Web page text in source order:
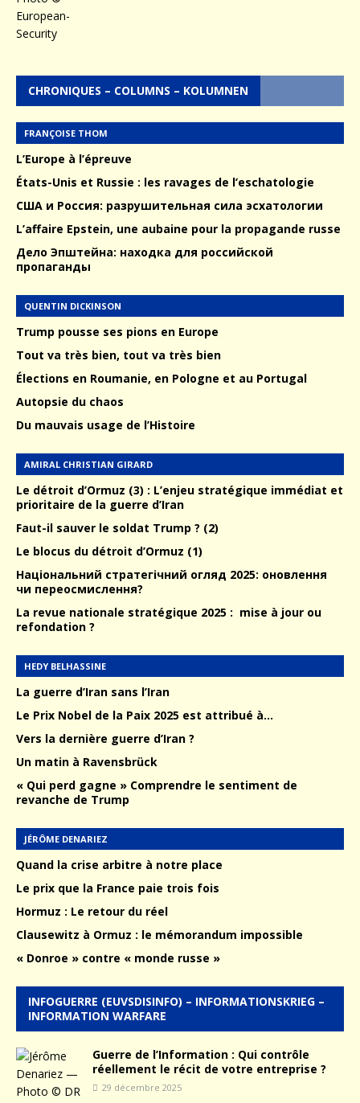
CHRONIQUES – COLUMNS – KOLUMNEN
FRANÇOISE THOM
L’Europe à l’épreuve
États-Unis et Russie : les ravages de l’eschatologie
США и Россия: разрушительная сила эсхатологии
L’affaire Epstein, une aubaine pour la propagande russe
Дело Эпштейна: находка для российской
пропаганды
QUENTIN DICKINSON
Trump pousse ses pions en Europe
Tout va très bien, tout va très bien
Élections en Roumanie, en Pologne et au Portugal
Autopsie du chaos
Du mauvais usage de l’Histoire
AMIRAL CHRISTIAN GIRARD
Le détroit d’Ormuz (3) : L’enjeu stratégique immédiat et
prioritaire de la guerre d’Iran
Faut-il sauver le soldat Trump ? (2)
Le blocus du détroit d’Ormuz (1)
Національний стратегічний огляд 2025: оновлення
чи переосмислення?
La revue nationale stratégique 2025 : mise à jour ou
refondation ?
HEDY BELHASSINE
La guerre d’Iran sans l’Iran
Le Prix Nobel de la Paix 2025 est attribué à…
Vers la dernière guerre d’Iran ?
Un matin à Ravensbrück
« Qui perd gagne » Comprendre le sentiment de
revanche de Trump
JÉRÔME DENARIEZ
Quand la crise arbitre à notre place
Le prix que la France paie trois fois
Hormuz : Le retour du réel
Clausewitz à Ormuz : le mémorandum impossible
« Donroe » contre « monde russe »
INFOGUERRE (EUVSDISINFO) – INFORMATIONSKRIEG –
INFORMATION WARFARE
Guerre de l’Information : Qui contrôle
réellement le récit de votre entreprise ?
29 décembre 2025